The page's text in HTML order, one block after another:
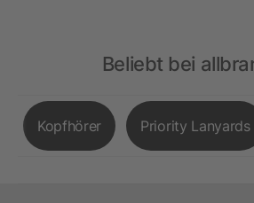
Beliebt bei
Kopfhörer Priority Lanyards